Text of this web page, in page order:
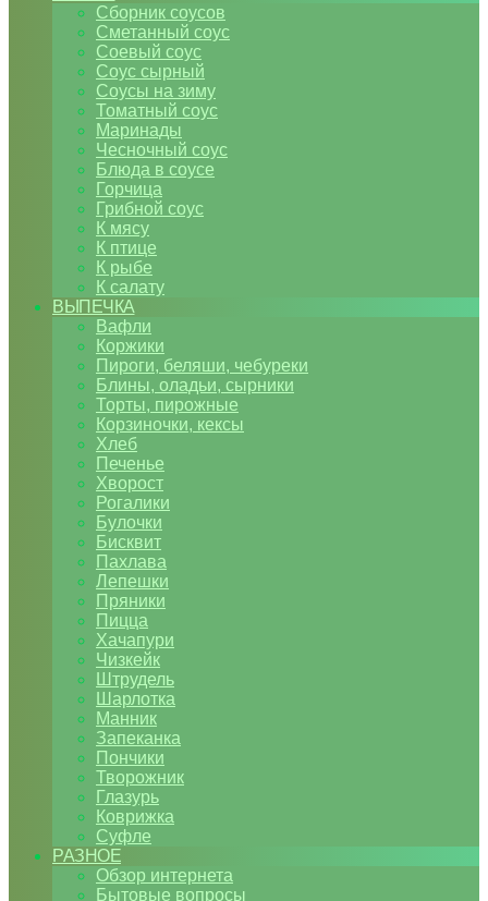
Сборник соусов
Сметанный соус
Соевый соус
Соус сырный
Соусы на зиму
Томатный соус
Маринады
Чесночный соус
Блюда в соусе
Горчица
Грибной соус
К мясу
К птице
К рыбе
К салату
ВЫПЕЧКА
Вафли
Коржики
Пироги, беляши, чебуреки
Блины, оладьи, сырники
Торты, пирожные
Корзиночки, кексы
Хлеб
Печенье
Хворост
Рогалики
Булочки
Бисквит
Пахлава
Лепешки
Пряники
Пицца
Хачапури
Чизкейк
Штрудель
Шарлотка
Манник
Запеканка
Пончики
Творожник
Глазурь
Коврижка
Суфле
РАЗНОЕ
Обзор интернета
Бытовые вопросы